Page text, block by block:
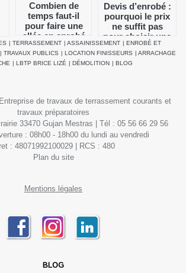
Combien de
temps faut-il
pour faire une
allée en enrobé
?
Devis d’enrobé :
pourquoi le prix
ne suffit pas
pour choisir une
entreprise
| TERRASSEMENT | ASSAINISSEMENT | ENROBÉ ET
| TRAVAUX PUBLICS | LOCATION FINISSEURS | ARRACHAGE
| LBTP BRICE LIZÉ | DÉMOLITION | BLOG
de travaux de terrassement courants et
travaux préparatoires
33470 Gujan Mestras | Tél : 05 56 66 29 56
: 08h00 - 18h00 du lundi au vendredi
: 48071992100029 | RCS : 480
Plan du site
Mentions légales
BLOG